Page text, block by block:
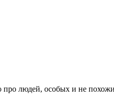
про людей, особых и не